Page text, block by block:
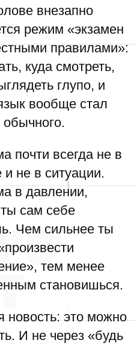
внезапно
режим «экзамен
правилами»:
куда смотреть,
глупо, и
вообще стал
почти всегда не в
не в ситуации.
в давлении,
сам себе
Чем сильнее ты
тем менее
становишься.
новость: это можно
И не через «будь